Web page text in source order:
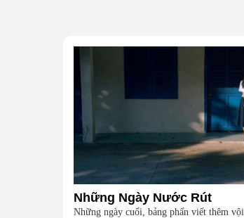
Những Ngày Nước Rút
Những ngày cuối, bảng phấn viết thêm vội